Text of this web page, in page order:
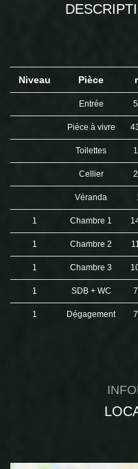
Niveau Pièce
Entrée
Pièce à vivre
Toilettes
Cellier
Véranda
1 Chambre 1
1 Chambre 2
1 Chambre 3
1 SDB + WC
1 Dégagement